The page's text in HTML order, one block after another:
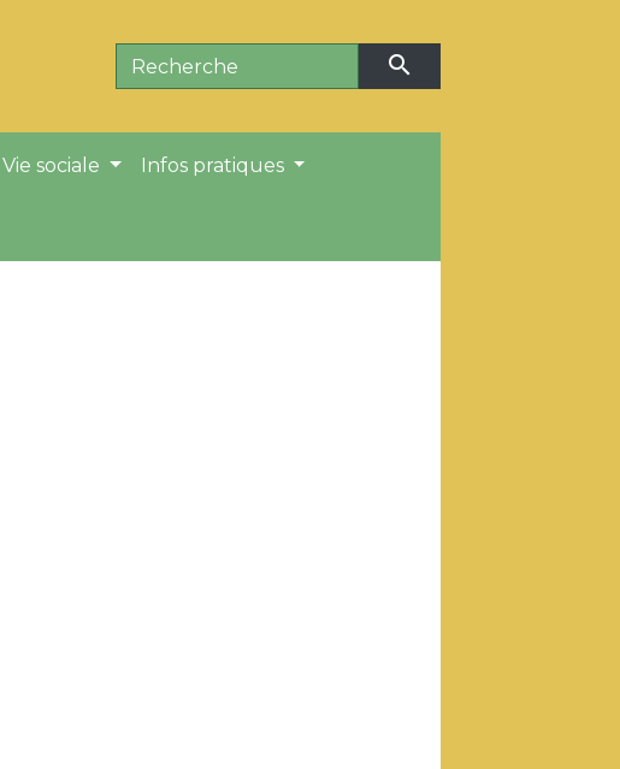
search
Vie sociale Infos pratiques